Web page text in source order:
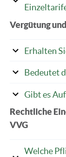
Vergütung
Erhalten
Bedeutet
Gibt es
Rechtliche
VVG
Welche